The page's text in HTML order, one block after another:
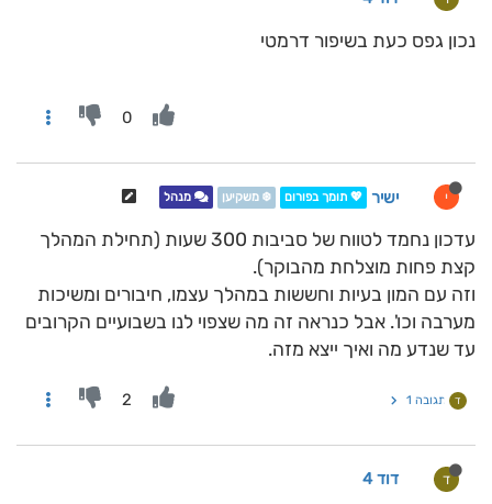
נכון גפס כעת בשיפור דרמטי
0
י ישיר 💖 תומך בפורום ❄️ משקיען מנהל
עדכון נחמד לטווח של סביבות 300 שעות (תחילת המהלך
קצת פחות מוצלחת מהבוקר).
וזה עם המון בעיות וחששות במהלך עצמו, חיבורים ומשיכות
מערבה וכו'. אבל כנראה זה מה שצפוי לנו בשבועיים הקרובים
עד שנדע מה ואיך ייצא מזה.
ד תגובה 1 2
ד דוד 4